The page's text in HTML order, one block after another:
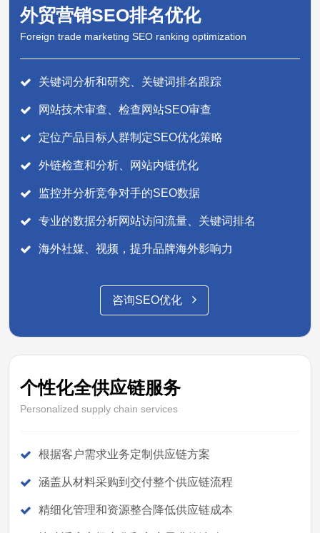
外贸营销SEO排名优化
Foreign trade marketing SEO ranking optimization
关键词分析和研究、关键词排名跟踪
网站技术审查、检查网站SEO审查
定位产品目标人群制定SEO优化策略
外链检查和分析、网站内链优化
监控并分析竞争对手的SEO数据
专业的数据分析网站访问流量、关键词排名
海外社媒、视频，提升品牌海外影响力
咨询SEO优化
个性化全供应链服务
Personalized supply chain services
根据客户需求业务定制供应链方案
涵盖从材料采购到交付整个供应链流程
精细化管理和资源整合降低供应链成本